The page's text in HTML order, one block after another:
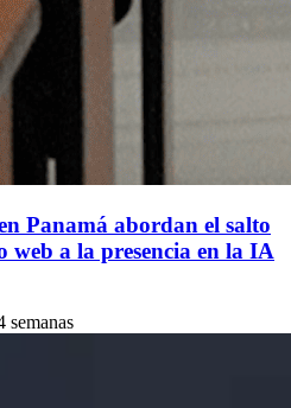
Panamá abordan el salto
web a la presencia en la IA
semanas